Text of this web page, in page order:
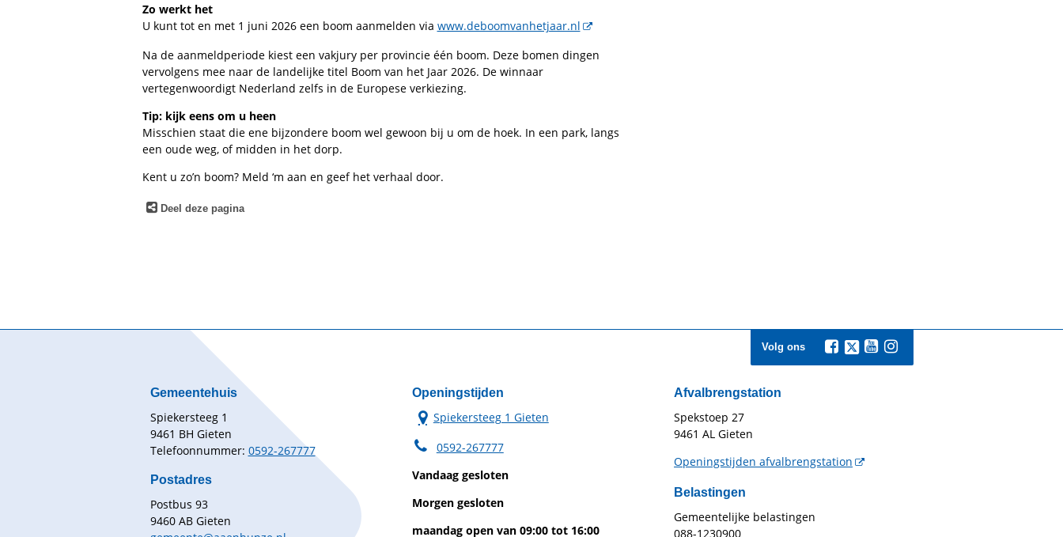
Zo werkt het
U kunt tot en met 1 juni 2026 een boom aanmelden via www.deboomvanhetjaar.nl
Na de aanmeldperiode kiest een vakjury per provincie één boom. Deze bomen dingen
vervolgens mee naar de landelijke titel Boom van het Jaar 2026. De winnaar
vertegenwoordigt Nederland zelfs in de Europese verkiezing.
Tip: kijk eens om u heen
Misschien staat die ene bijzondere boom wel gewoon bij u om de hoek. In een park, langs
een oude weg, of midden in het dorp.
Kent u zo’n boom? Meld ‘m aan en geef het verhaal door.
Deel deze pagina
Volg ons
Gemeentehuis
Spiekersteeg 1
9461 BH Gieten
Telefoonnummer: 0592-267777
Postadres
Postbus 93
9460 AB Gieten
Openingstijden
Spiekersteeg 1 Gieten
0592-267777
Vandaag gesloten
Morgen gesloten
maandag open van 09:00 tot 16:00
Afvalbrengstation
Spekstoep 27
9461 AL Gieten
Openingstijden afvalbrengstation
Belastingen
Gemeentelijke belastingen
088-1230900